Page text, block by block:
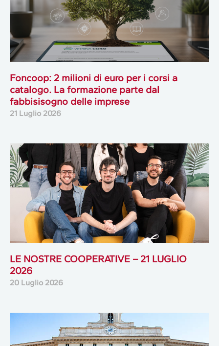
Foncoop: 2 milioni di euro per i corsi a
catalogo. La formazione parte dal
fabbisisogno delle imprese
21 Luglio 2026
LE NOSTRE COOPERATIVE – 21 LUGLIO
2026
20 Luglio 2026